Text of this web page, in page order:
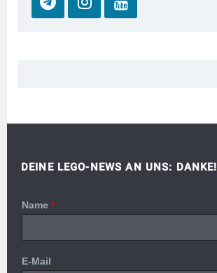
DEINE LEGO-NEWS AN UNS: DANKE!
Name *
E-Mail